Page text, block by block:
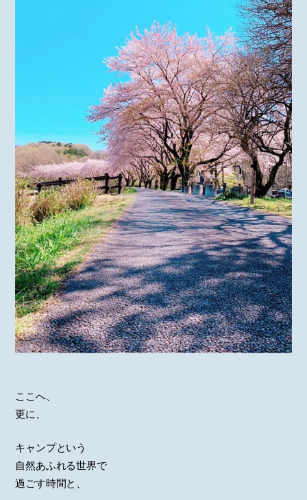
ここへ、
更に、
キャンプという
自然あふれる世界で
過ごす時間と、